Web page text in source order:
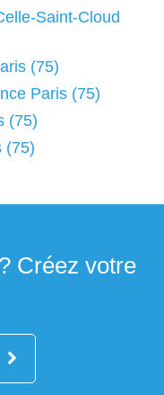
Saint-Cloud
(75)
Paris (75)
(75)
(75)
Créez votre